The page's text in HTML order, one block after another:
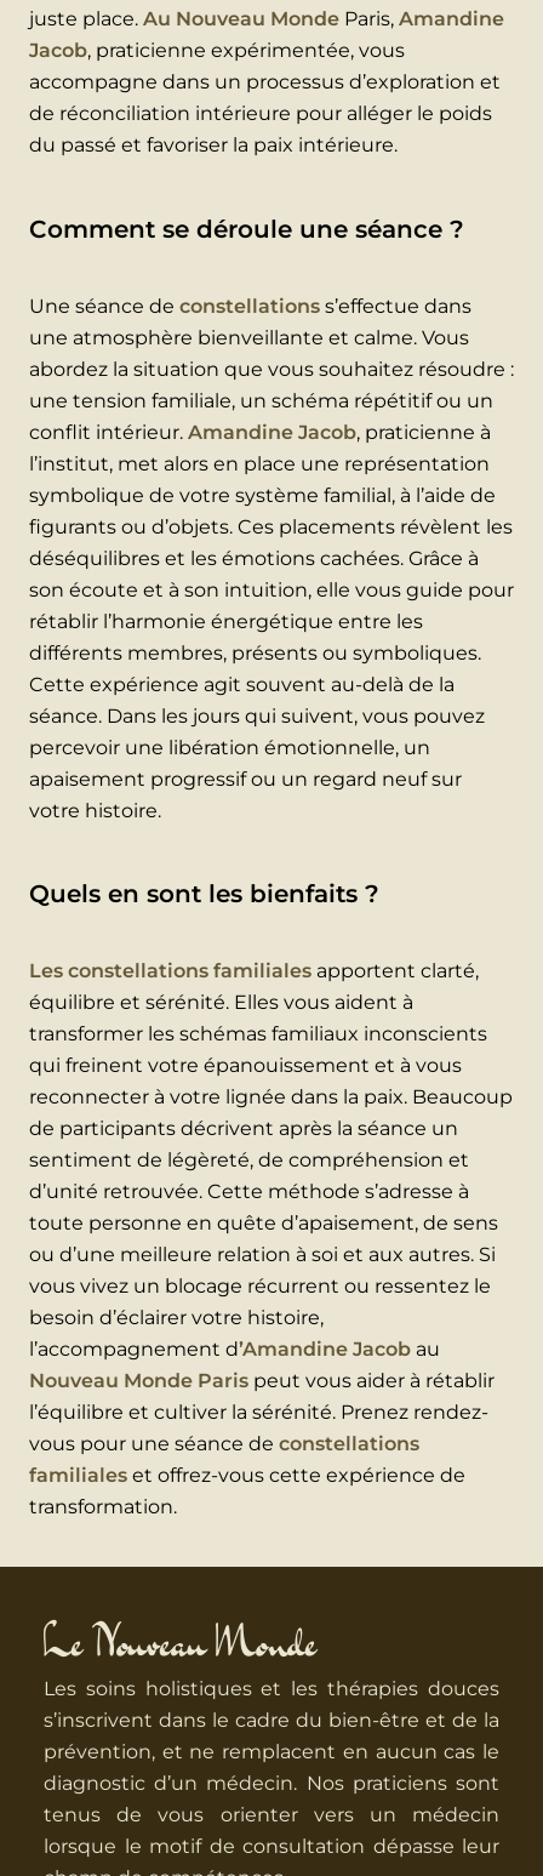
juste place. Au Nouveau Monde Paris, Amandine
Jacob, praticienne expérimentée, vous
accompagne dans un processus d’exploration et
de réconciliation intérieure pour alléger le poids
du passé et favoriser la paix intérieure.
Comment se déroule une séance ?
Une séance de constellations s’effectue dans
une atmosphère bienveillante et calme. Vous
abordez la situation que vous souhaitez résoudre :
une tension familiale, un schéma répétitif ou un
conflit intérieur. Amandine Jacob, praticienne à
l’institut, met alors en place une représentation
symbolique de votre système familial, à l’aide de
figurants ou d’objets. Ces placements révèlent les
déséquilibres et les émotions cachées. Grâce à
son écoute et à son intuition, elle vous guide pour
rétablir l’harmonie énergétique entre les
différents membres, présents ou symboliques.
Cette expérience agit souvent au-delà de la
séance. Dans les jours qui suivent, vous pouvez
percevoir une libération émotionnelle, un
apaisement progressif ou un regard neuf sur
votre histoire.
Quels en sont les bienfaits ?
Les constellations familiales apportent clarté,
équilibre et sérénité. Elles vous aident à
transformer les schémas familiaux inconscients
qui freinent votre épanouissement et à vous
reconnecter à votre lignée dans la paix. Beaucoup
de participants décrivent après la séance un
sentiment de légèreté, de compréhension et
d’unité retrouvée. Cette méthode s’adresse à
toute personne en quête d’apaisement, de sens
ou d’une meilleure relation à soi et aux autres. Si
vous vivez un blocage récurrent ou ressentez le
besoin d’éclairer votre histoire,
l’accompagnement d’Amandine Jacob au
Nouveau Monde Paris peut vous aider à rétablir
l’équilibre et cultiver la sérénité. Prenez rendez-
vous pour une séance de constellations
familiales et offrez-vous cette expérience de
transformation.
Le Nouveau Monde
Les soins holistiques et les thérapies douces
s’inscrivent dans le cadre du bien-être et de la
prévention, et ne remplacent en aucun cas le
diagnostic d’un médecin. Nos praticiens sont
tenus de vous orienter vers un médecin
lorsque le motif de consultation dépasse leur